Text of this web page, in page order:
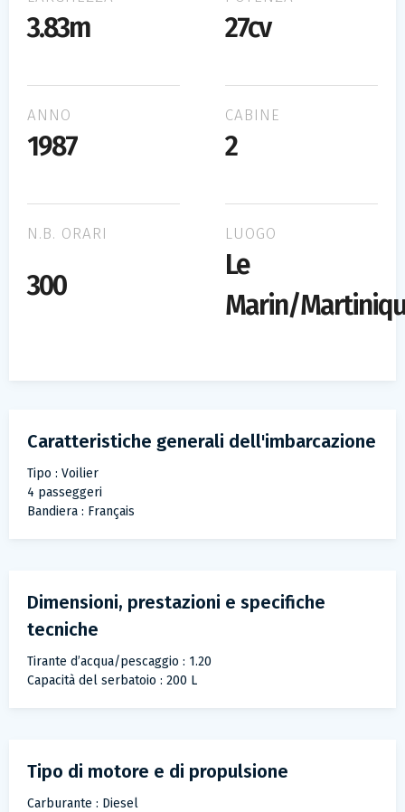
3.83m 27cv
ANNO
1987
CABINE
2
N.B. ORARI
300
LUOGO
Le
Marin/
Caratteristiche generali dell'imbarcazione
Tipo : Voilier
4 passeggeri
Bandiera : Français
Dimensioni, prestazioni e specifiche
tecniche
Tirante d’acqua/pescaggio : 1.20
Capacità del serbatoio : 200 L
Tipo di motore e di propulsione
Carburante : Diesel